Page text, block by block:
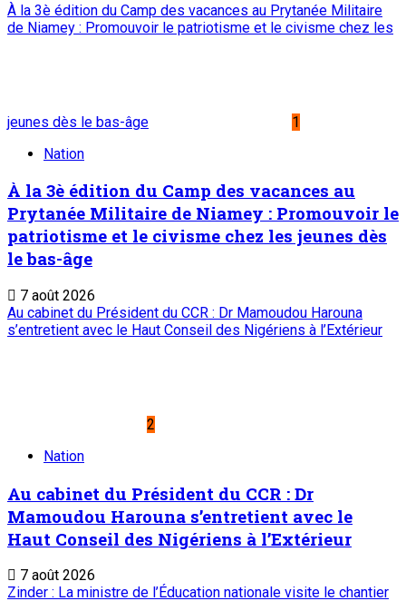
À la 3è édition du Camp des vacances au Prytanée Militaire
de Niamey : Promouvoir le patriotisme et le civisme chez les
jeunes dès le bas-âge
1
Nation
À la 3è édition du Camp des vacances au
Prytanée Militaire de Niamey : Promouvoir le
patriotisme et le civisme chez les jeunes dès
le bas-âge
7 août 2026
Au cabinet du Président du CCR : Dr Mamoudou Harouna
s’entretient avec le Haut Conseil des Nigériens à l’Extérieur
2
Nation
Au cabinet du Président du CCR : Dr
Mamoudou Harouna s’entretient avec le
Haut Conseil des Nigériens à l’Extérieur
7 août 2026
Zinder : La ministre de l’Éducation nationale visite le chantier